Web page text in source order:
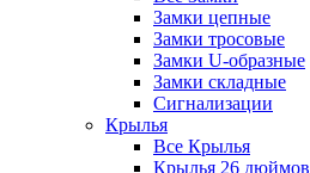
Замки цепные
Замки тросовые
Замки U-образные
Замки складные
Сигнализации
Крылья
Все Крылья
Крылья 26 дюймов